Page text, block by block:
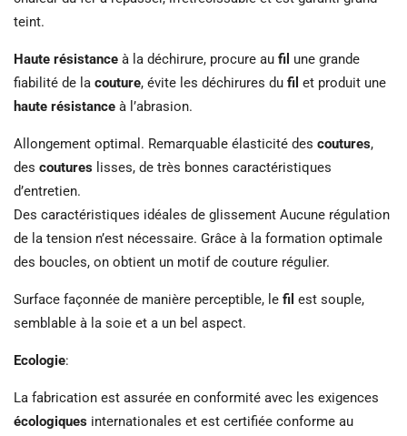
teint.
Haute résistance à la déchirure, procure au fil une grande
fiabilité de la couture, évite les déchirures du fil et produit une
haute résistance à l’abrasion.
Allongement optimal. Remarquable élasticité des coutures,
des coutures lisses, de très bonnes caractéristiques
d’entretien.
Des caractéristiques idéales de glissement Aucune régulation
de la tension n’est nécessaire. Grâce à la formation optimale
des boucles, on obtient un motif de couture régulier.
Surface façonnée de manière perceptible, le fil est souple,
semblable à la soie et a un bel aspect.
Ecologie:
La fabrication est assurée en conformité avec les exigences
écologiques internationales et est certifiée conforme au